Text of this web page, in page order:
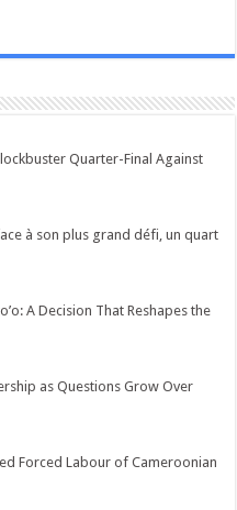
Quarter-Final Against
à son plus grand défi, un quart
A Decision That Reshapes the
as Questions Grow Over
Forced Labour of Cameroonian